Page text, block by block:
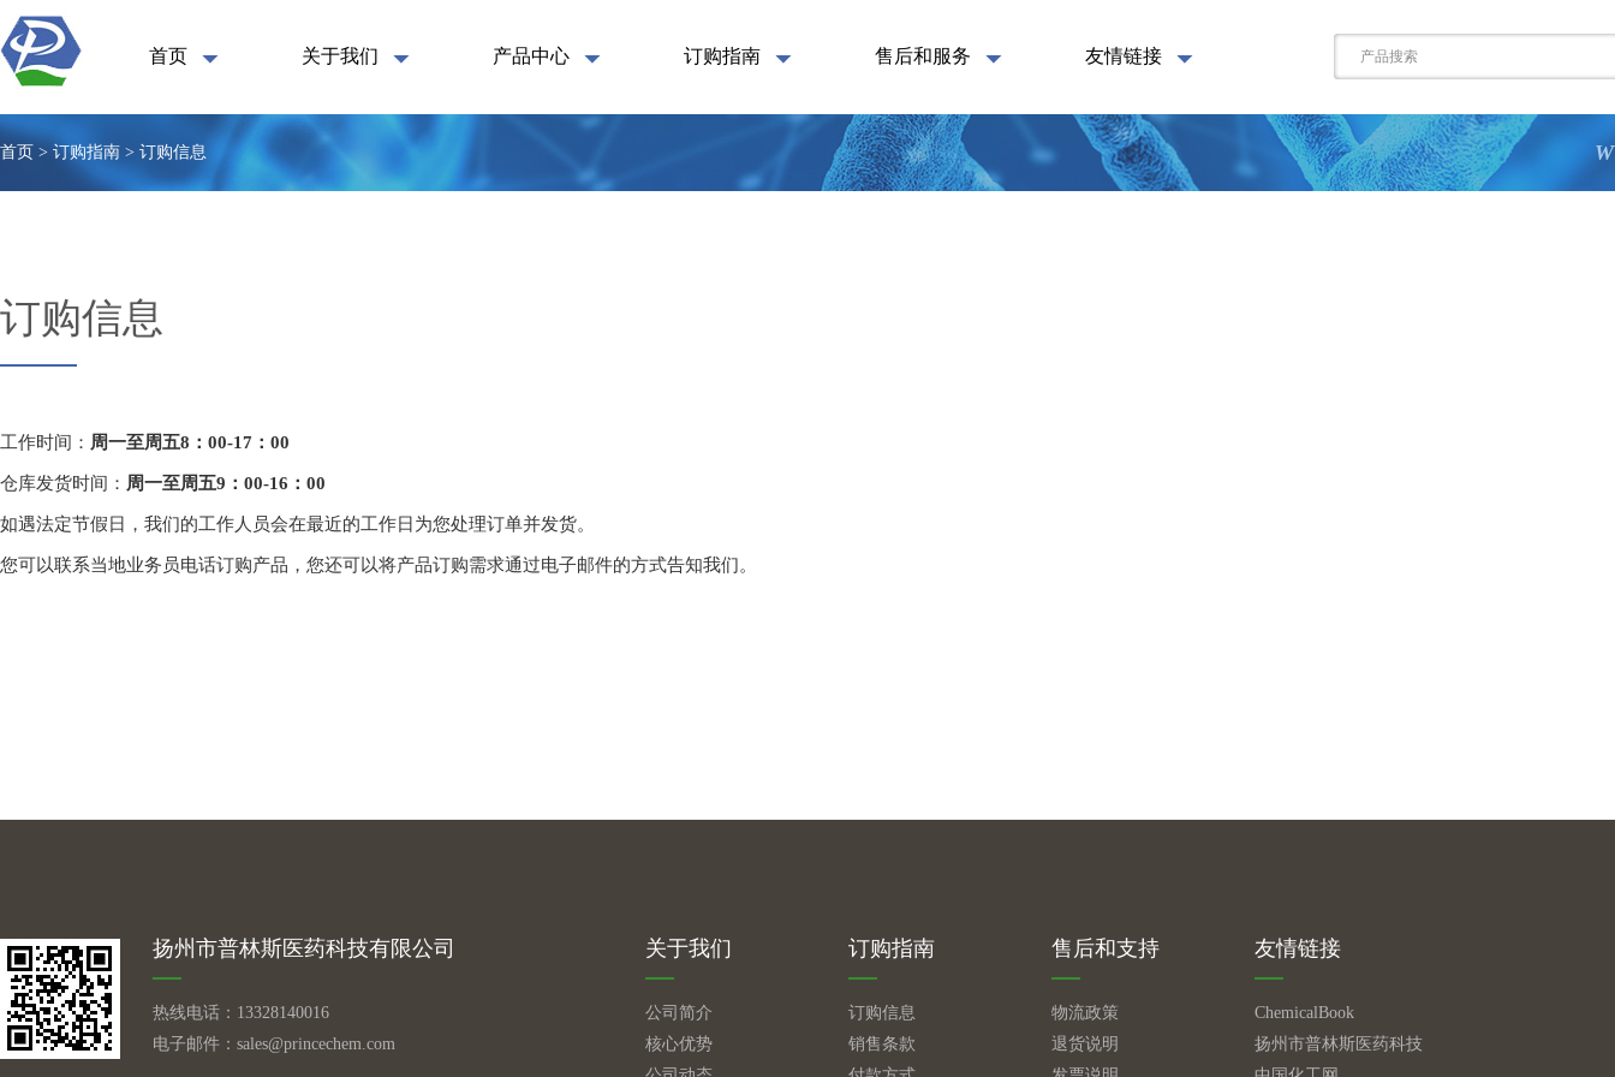
首页 关于我们 产品中心 订购指南 售后和服务 友情链接
首页 > 订购指南 > 订购信息
订购信息
工作时间： 周一至周五8：00-17：00
仓库发货时间： 周一至周五9：00-16：00
如遇法定节假日，我们的工作人员会在最近的工作日为您处理订单并发货。
您可以联系当地业务员电话订购产品，您还可以将产品订购需求通过电子邮件的方式告知我们。
扬州市普林斯医药科技有限公司
热线电话：13328140016
电子邮件： sales@princechem.com
关于我们
公司简介
核心优势
订购指南
订购信息
销售条款
售后和支持
物流政策
退货说明
友情链接
ChemicalBook
扬州市普林斯医药科技